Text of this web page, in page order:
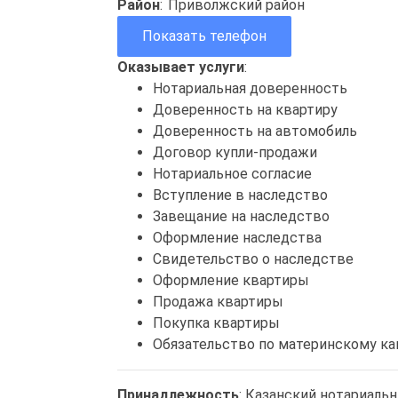
Район: Приволжский район
Показать телефон
Оказывает услуги:
Нотариальная доверенность
Доверенность на квартиру
Доверенность на автомобиль
Договор купли-продажи
Нотариальное согласие
Вступление в наследство
Завещание на наследство
Оформление наследства
Свидетельство о наследстве
Оформление квартиры
Продажа квартиры
Покупка квартиры
Обязательство по материнскому
Принадлежность: Казанский